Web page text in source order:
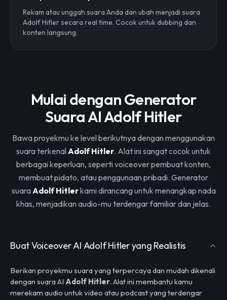
Rekam atau unggah suara Anda dan ubah menjadi suara
Adolf Hitler secara real time. Cocok untuk dubbing dan
konten langsung.
Mulai dengan Generator
Suara AI Adolf Hitler
Bawa proyekmu ke level berikutnya dengan menggunakan
suara terkenalAdolf Hitler. Alat ini sangat cocok untuk
berbagai keperluan, seperti voiceover pembuat konten,
membuat pidato, atau penggunaan pribadi. Generator
suaraAdolf Hitlerkami dirancang untuk menangkap nada
khas, menjadikan audio-mu terdengar familiar dan jelas.
Buat Voiceover AI Adolf Hitler yang Realistis
Berikan proyekmu suara yang terpercaya dan mudah dikenali
dengan suara AI Adolf Hitler. Alat ini membantu kamu
merekam audio untuk video atau podcast yang terdengar